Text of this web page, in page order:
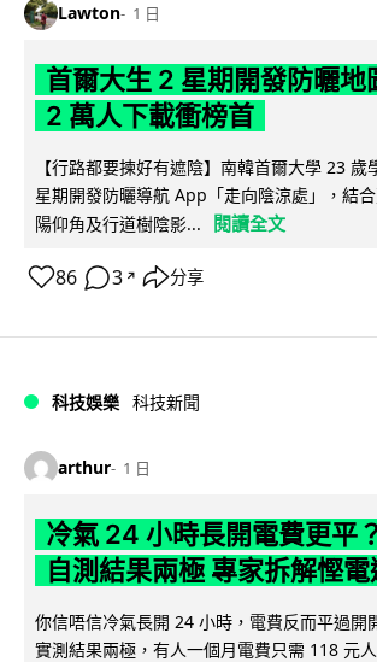
Lawton 1 日
首爾大生 2 星期開發防曬地
2 萬人下載衝榜首
【行路都要揀好有遮陰】南韓首爾大學 23 歲
星期開發防曬導航 App「走向陰涼處」，結
陽仰角及行道樹陰影...
閱讀全文
86 3 ↗ 分享
科技娛樂 科技新聞
arthur 1 日
冷氣 24 小時長開電費更平
自測結果兩極 專家拆解慳電
你信唔信冷氣長開 24 小時，電費反而平過開
實測結果兩極，有人一個月電費只需 118 元